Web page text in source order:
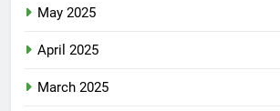
May 2025
April 2025
March 2025